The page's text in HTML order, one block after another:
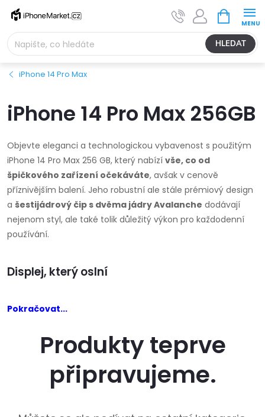
Přejít
obsah
HLEDAT
NÁKUPNÍ
KOŠÍK
iPhone 14 Pro Max
iPhone 14 Pro Max 256GB
Objevte eleganci a technologickou vybavenost s použitým
iPhone 14 Pro Max 256 GB, který nabízí vše, co od
špičkového zařízení očekáváte, avšak v cenově
příznivějším balení. Jeho robustní ale stále prémiový design
a šestijádrový čip s dvěma jádry Avalanche dodávají
nejenom styl, ale také tolik důležitý výkon pro každodenní
používání.
Displej, který oslní
Pokračovat...
Produkty teprve
připravujeme.